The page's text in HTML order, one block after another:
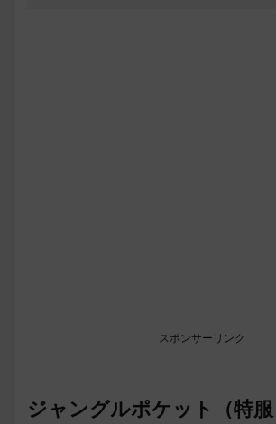
スポンサーリンク
ジャングルポケット（特服